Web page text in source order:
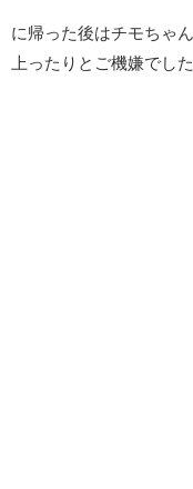
に帰った後はチモちゃ
上ったりとご機嫌でした